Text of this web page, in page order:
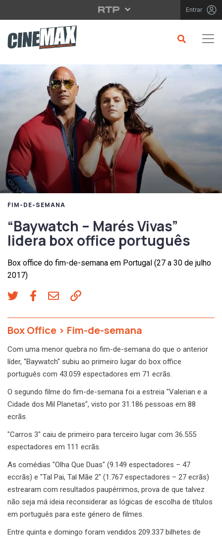
Saltar para o conteúdo principal Entrar
FIM-DE-SEMANA
“Baywatch – Marés Vivas”
lidera box office português
Box office do fim-de-semana em Portugal (27 a 30 de julho
2017)
Box Office > Fim-de-semana
Com uma menor quebra no fim-de-semana do que o anterior
líder, "Baywatch" subiu ao primeiro lugar do box office
português com 43.059 espectadores em 71 ecrãs.
O segundo filme do fim-de-semana foi a estreia "Valerian e a
Cidade dos Mil Planetas", visto por 31.186 pessoas em 88
ecrãs.
"Carros 3" caiu de primeiro para terceiro lugar com 36.555
espectadores em 111 ecrãs.
As comédias "Olha Que Duas" (9.149 espectadores – 47
eccrãs) e "Tal Pai, Tal Mãe 2" (1.767 espectadores – 27 ecrãs)
estrearam com resultados paupérrimos, prova de que talvez
não seja má ideia reconsiderar as lógicas de escolha de títulos
em português para este género de filmes.
Entre quinta e domingo foram vendidos 209.337 bilhetes de